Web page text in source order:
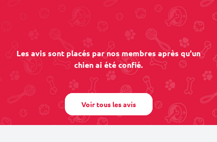
Les avis sont placés par nos membres après qu'un
chien ai été confié.
Voir tous les avis